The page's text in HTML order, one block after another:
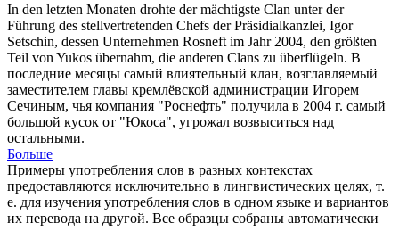
In den letzten Monaten drohte der mächtigste Clan unter der
Führung des stellvertretenden Chefs der Präsidialkanzlei, Igor
Setschin, dessen Unternehmen Rosneft im Jahr 2004, den größten
Teil von Yukos übernahm, die anderen Clans zu überflügeln. В
последние месяцы самый влиятельный клан, возглавляемый
заместителем главы кремлёвской администрации Игорем
Сечиным, чья компания "Роснефть" получила в 2004 г. самый
большой кусок от "Юкоса", угрожал возвыситься над
остальными.
Больше
Примеры употребления слов в разных контекстах
предоставляются исключительно в лингвистических целях, т.
е. для изучения употребления слов в одном языке и вариантов
их перевода на другой. Все образцы собраны автоматически